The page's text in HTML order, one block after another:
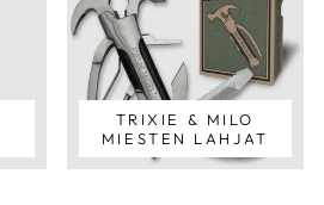
TRIXIE & MILO
MIESTEN LAHJAT